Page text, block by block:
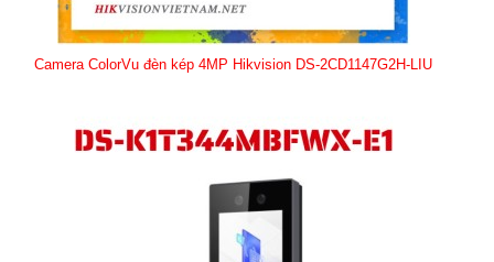
Camera ColorVu đèn kép 4MP Hikvision DS-2CD1147G2H-LIU